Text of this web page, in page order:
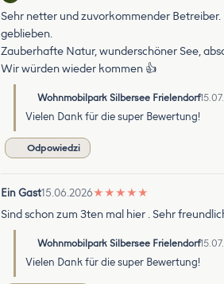
Sehr netter und zuvorkommender
geblieben.
Zauberhafte Natur, wunderschöner See,
Wir würden wieder kommen 👍
Wohnmobilpark Silbersee Frielendorf
Vielen Dank für die super Bewertung!
Odpowiedzi
Ein Gast15.06.2026★ ★ ★ ★ ★
Sind schon zum 3ten mal hier . Sehr
Wohnmobilpark Silbersee Frielendorf
Vielen Dank für die super Bewertung!